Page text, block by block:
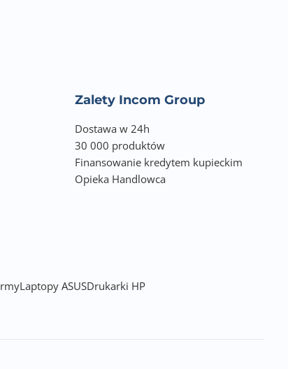
Zalety Incom Group
Dostawa w 24h
30 000 produktów
Finansowanie kredytem kupieckim
Opieka Handlowca
Laptopy ASUSDrukarki HP